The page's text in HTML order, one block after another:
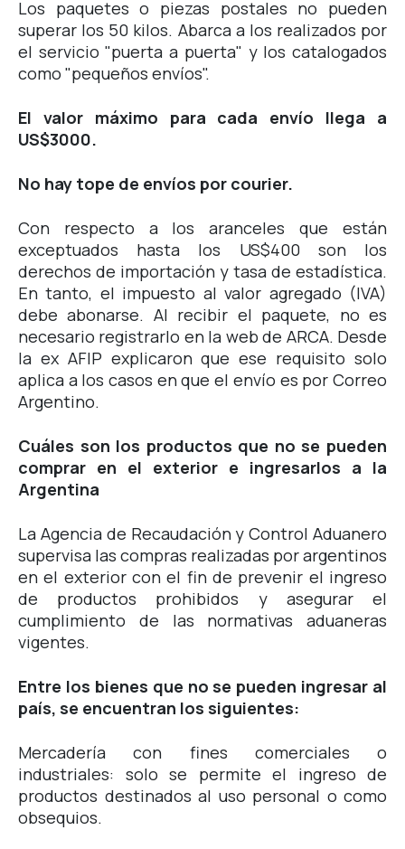
Los paquetes o piezas postales no pueden
superar los 50 kilos. Abarca a los realizados por
el servicio "puerta a puerta" y los catalogados
como "pequeños envíos".
El valor máximo para cada envío llega a
US$3000.
No hay tope de envíos por courier.
Con respecto a los aranceles que están
exceptuados hasta los US$400 son los
derechos de importación y tasa de estadística.
En tanto, el impuesto al valor agregado (IVA)
debe abonarse. Al recibir el paquete, no es
necesario registrarlo en la web de ARCA. Desde
la ex AFIP explicaron que ese requisito solo
aplica a los casos en que el envío es por Correo
Argentino.
Cuáles son los productos que no se pueden
comprar en el exterior e ingresarlos a la
Argentina
La Agencia de Recaudación y Control Aduanero
supervisa las compras realizadas por argentinos
en el exterior con el fin de prevenir el ingreso
de productos prohibidos y asegurar el
cumplimiento de las normativas aduaneras
vigentes.
Entre los bienes que no se pueden ingresar al
país, se encuentran los siguientes:
Mercadería con fines comerciales o
industriales: solo se permite el ingreso de
productos destinados al uso personal o como
obsequios.